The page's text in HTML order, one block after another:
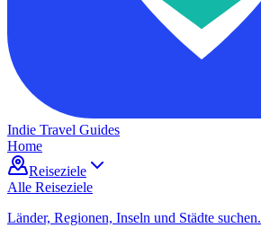
Indie Travel Guides
Home
Reiseziele
Alle Reiseziele
Länder, Regionen, Inseln und Städte suchen.